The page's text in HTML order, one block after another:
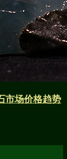
市场价格趋势